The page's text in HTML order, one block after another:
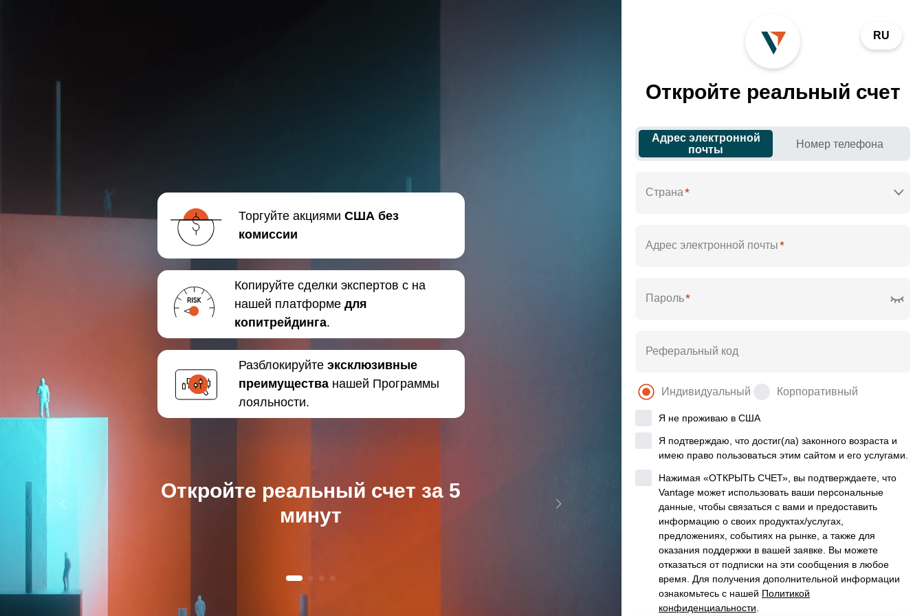
Торгуйте акциями США без
комиссии
Копируйте сделки экспертов с на
нашей платформе для
копитрейдинга.
Разблокируйте эксклюзивные
преимуществанашей Программы
лояльности.
Откройте реальный счет за 5
минут
Всемирно
Откройте реальный счет
Адрес электронной
почты
Номер телефона
Страна*
Адрес электронной почты*
Пароль*
Реферальный код
Индивидуальный Корпоративный
Я не проживаю в США
Я подтверждаю, что достиг(ла) законного возраста и
имею право пользоваться этим сайтом и его услугами.
Нажимая «ОТКРЫТЬ СЧЕТ», вы подтверждаете, что
Vantage может использовать ваши персональные
данные, чтобы связаться с вами и предоставить
информацию о своих продуктах/услугах,
предложениях, событиях на рынке, а также для
оказания поддержки в вашей заявке. Вы можете
отказаться от подписки на эти сообщения в любое
время. Для получения дополнительной информации
ознакомьтесь с нашей Политикой
конфиденциальности
RU